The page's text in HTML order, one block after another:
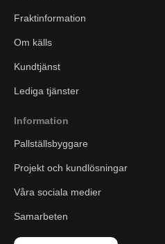
Fraktinformation
Om källs
Kundtjänst
Lediga tjänster
Information
Pallställsbyggare
Projekt och kundlösningar
Våra sociala medier
Samarbeten